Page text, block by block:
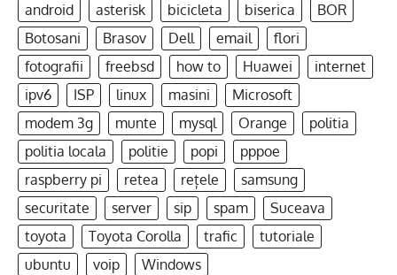
android
asterisk bicicleta biserica
BOR
Botosani
Brasov Dell email
flori
fotografii
freebsd how to Huawei
internet
ipv6
ISP linux masini
Microsoft
modem 3g
munte mysql Orange
politia
politia locala
politie popi
pppoe
raspberry pi
retea rețele
samsung
securitate
server sip spam
Suceava
toyota
Toyota Corolla trafic
tutoriale
ubuntu
voip Windows